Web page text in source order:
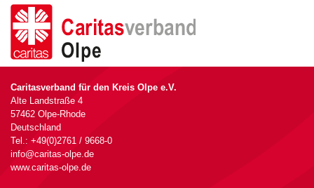
Caritasverband für den Kreis Olpe e.V.
Alte Landstraße 4
57462 Olpe-Rhode
Deutschland
Tel.: +49(0)2761 / 9668-0
info@caritas-olpe.de
www.caritas-olpe.de